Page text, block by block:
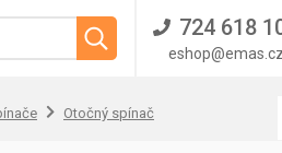
724 618
eshop@emas.cz
Otočný spínač